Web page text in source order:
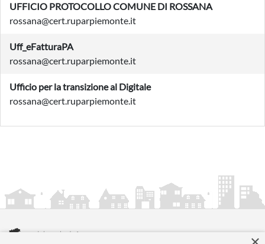
UFFICIO PROTOCOLLO COMUNE DI ROSSANA
rossana@cert.ruparpiemonte.it
Uff_eFatturaPA
rossana@cert.ruparpiemonte.it
Ufficio per la transizione al Digitale
rossana@cert.ruparpiemonte.it